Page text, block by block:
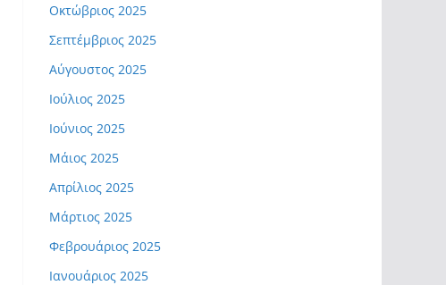
Οκτώβριος 2025
Σεπτέμβριος 2025
Αύγουστος 2025
Ιούλιος 2025
Ιούνιος 2025
Μάιος 2025
Απρίλιος 2025
Μάρτιος 2025
Φεβρουάριος 2025
Ιανουάριος 2025